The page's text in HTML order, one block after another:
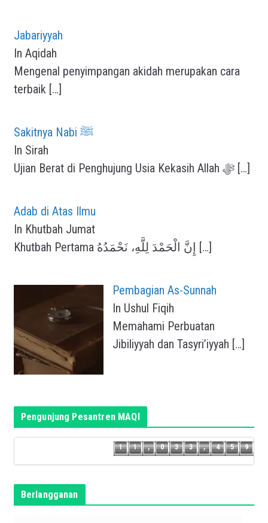
Jabariyyah
In Aqidah
Mengenal penyimpangan akidah merupakan cara
terbaik […]
Sakitnya Nabi ﷺ
In Sirah
Ujian Berat di Penghujung Usia Kekasih Allah ﷻ […]
Adab di Atas Ilmu
In Khutbah Jumat
[…]
Pembagian As-Sunnah
In Ushul Fiqih
Memahami Perbuatan
Jibiliyyah dan Tasyri’iyyah […]
Pengunjung Pesantren MAQI
1
1
,
0
3
3
,
4
5 9
Berlangganan